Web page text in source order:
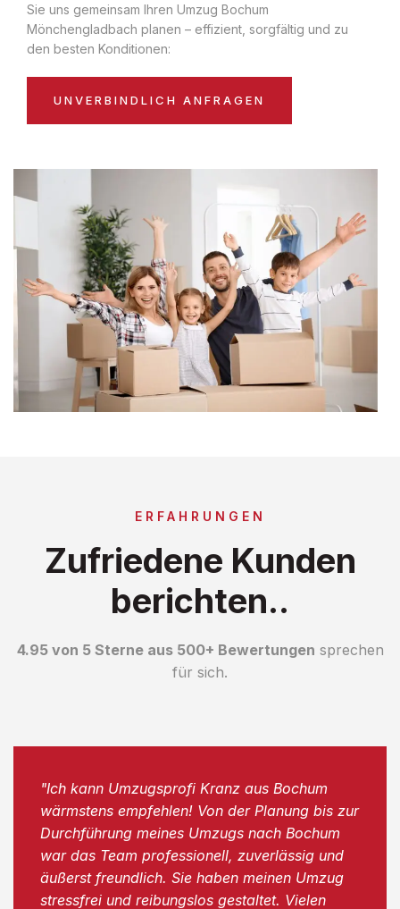
Sie uns gemeinsam Ihren Umzug Bochum
Mönchengladbach planen – effizient, sorgfältig und zu
den besten Konditionen:
UNVERBINDLICH ANFRAGEN
ERFAHRUNGEN
Zufriedene Kunden
berichten..
4.95 von 5 Sterne aus 500+ Bewertungen sprechen
für sich.
"Ich kann Umzugsprofi Kranz aus Bochum
wärmstens empfehlen! Von der Planung bis zur
Durchführung meines Umzugs nach Bochum
war das Team professionell, zuverlässig und
äußerst freundlich. Sie haben meinen Umzug
stressfrei und reibungslos gestaltet. Vielen